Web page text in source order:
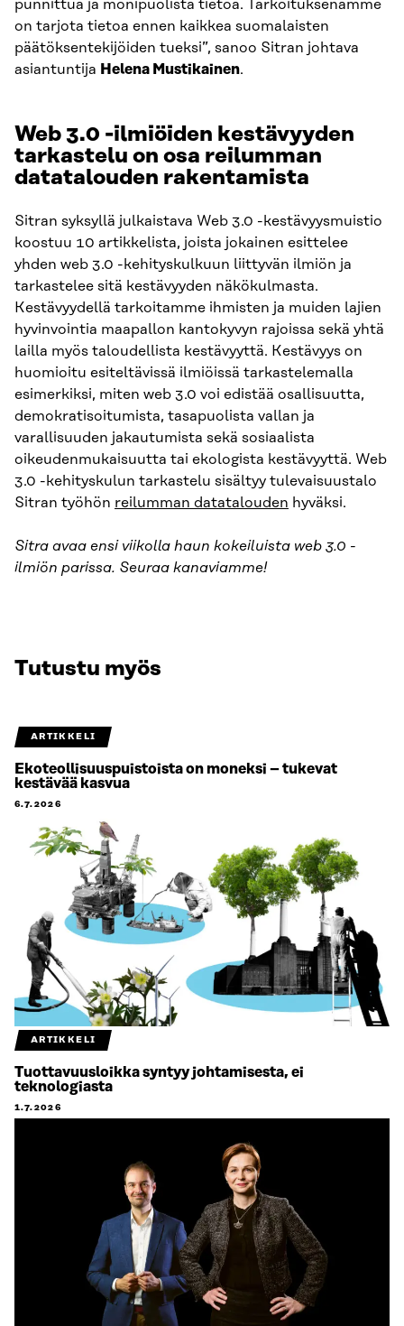
punnittua ja monipuolista tietoa. Tarkoituksenamme
on tarjota tietoa ennen kaikkea suomalaisten
päätöksentekijöiden tueksi”, sanoo Sitran johtava
asiantuntija Helena Mustikainen.
Web 3.0 -ilmiöiden kestävyyden
tarkastelu on osa reilumman
datatalouden rakentamista
Sitran syksyllä julkaistava Web 3.0 -kestävyysmuistio
koostuu 10 artikkelista, joista jokainen esittelee
yhden web 3.0 -kehityskulkuun liittyvän ilmiön ja
tarkastelee sitä kestävyyden näkökulmasta.
Kestävyydellä tarkoitamme ihmisten ja muiden lajien
hyvinvointia maapallon kantokyvyn rajoissa sekä yhtä
lailla myös taloudellista kestävyyttä. Kestävyys on
huomioitu esiteltävissä ilmiöissä tarkastelemalla
esimerkiksi, miten web 3.0 voi edistää osallisuutta,
demokratisoitumista, tasapuolista vallan ja
varallisuuden jakautumista sekä sosiaalista
oikeudenmukaisuutta tai ekologista kestävyyttä. Web
3.0 -kehityskulun tarkastelu sisältyy tulevaisuustalo
Sitran työhön reilumman datatalouden hyväksi.
Sitra avaa ensi viikolla haun kokeiluista web 3.0 -
ilmiön parissa. Seuraa kanaviamme!
Tutustu myös
ARTIKKELI
Ekoteollisuuspuistoista on moneksi – tukevat
kestävää kasvua
6.7.2026
ARTIKKELI
Tuottavuusloikka syntyy johtamisesta, ei
teknologiasta
1.7.2026